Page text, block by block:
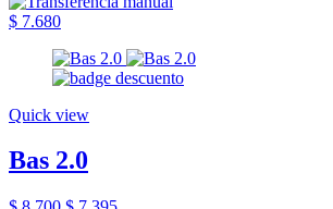
$ 7.680
Quick view
Bas 2.0